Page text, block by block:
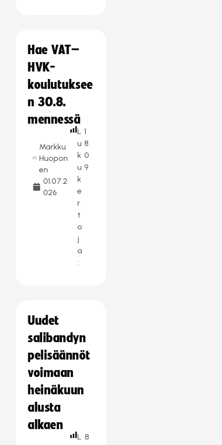
Hae VAT–
HVK-
koulutuksee
n 30.8.
mennessä
Markku
Huopon
en
01.07.2
026
L
u
k
u
k
e
r
t
o
j
a
:
1
8
0
9
Uudet
salibandyn
pelisäännöt
voimaan
heinäkuun
alusta
alkaen
L 8